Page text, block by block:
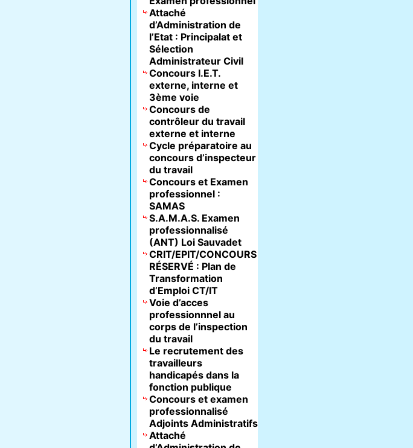
Attaché
d’Administration de
l’Etat : Principalat et
Sélection
Administrateur Civil
Concours I.E.T.
externe, interne et
3ème voie
Concours de
contrôleur du travail
externe et interne
Cycle préparatoire au
concours d’inspecteur
du travail
Concours et Examen
professionnel :
SAMAS
S.A.M.A.S. Examen
professionnalisé
(ANT) Loi Sauvadet
CRIT/EPIT/CONCOURS
RÉSERVÉ : Plan de
Transformation
d’Emploi CT/IT
Voie d’acces
professionnnel au
corps de l’inspection
du travail
Le recrutement des
travailleurs
handicapés dans la
fonction publique
Concours et examen
professionnalisé
Adjoints Administratifs
Attaché